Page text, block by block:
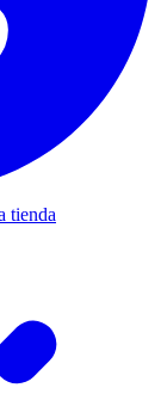
tienda